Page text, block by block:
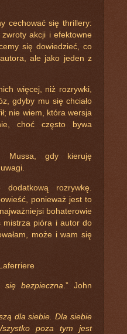
cechować się thrillery:
akcji i efektowne
się dowiedzieć, co
ale jako jeden z
więcej, niż rozrywki,
gdyby mu się chciało
nie wiem, która wersja
choć często bywa
Mussa, gdy kieruję
rozrywkę.
ponieważ jest to
bohaterowie
mistrza pióra i autor do
może i wam się
bezpieczna .” John
dla siebie. Dla siebie
poza tym jest